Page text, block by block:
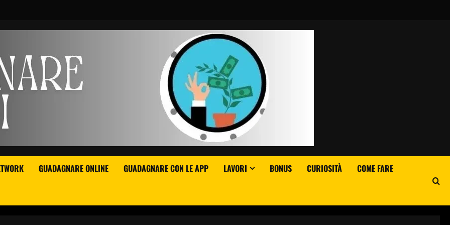
GUADAGNARE ONLINE GUADAGNARE CON LE APP LAVORI BONUS CURIOSITÀ COME FARE